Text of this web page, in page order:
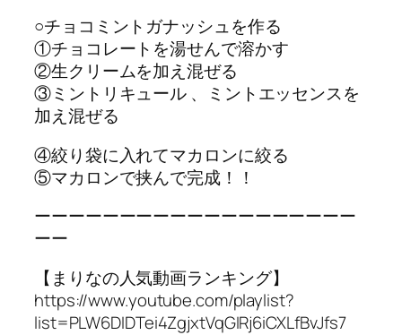
○チョコミントガナッシュを作る
①チョコレートを湯せんで溶かす
②生クリームを加え混ぜる
③ミントリキュール 、ミントエッセンスを
加え混ぜる
④絞り袋に入れてマカロンに絞る
⑤マカロンで挟んで完成！！
ーーーーーーーーーーーーーーーーーーー
ーー
【まりなの人気動画ランキング】
https://www.youtube.com/playlist?
list=PLW6DIDTei4ZgjxtVqGIRj6iCXLfBvJfs7